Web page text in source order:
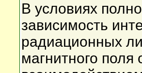
В условиях
зависимость
радиационных
магнитного